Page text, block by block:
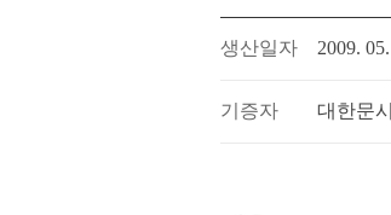
생산일자 2009.
기증자 대한문